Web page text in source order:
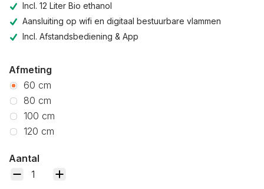
Incl. 12 Liter Bio ethanol
Aansluiting op wifi en digitaal bestuurbare vlammen
Incl. Afstandsbediening & App
Afmeting
60 cm
80 cm
100 cm
120 cm
Aantal